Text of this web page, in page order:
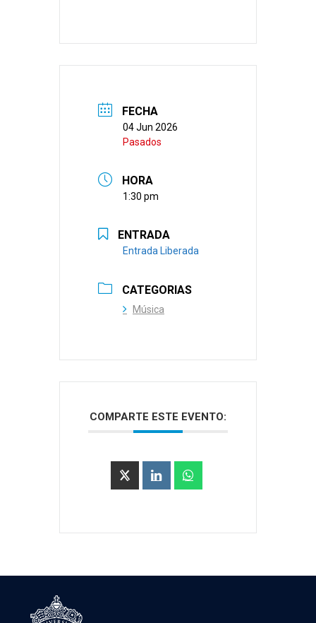
FECHA
04 Jun 2026
Pasados
HORA
1:30 pm
ENTRADA
Entrada Liberada
CATEGORIAS
Música
COMPARTE ESTE EVENTO: